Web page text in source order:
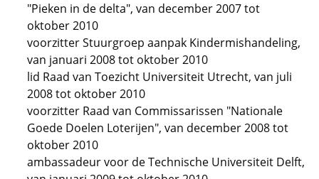
"Pieken in de delta", van december 2007 tot
oktober 2010
voorzitter Stuurgroep aanpak Kindermishandeling,
van januari 2008 tot oktober 2010
lid Raad van Toezicht Universiteit Utrecht, van juli
2008 tot oktober 2010
voorzitter Raad van Commissarissen "Nationale
Goede Doelen Loterijen", van december 2008 tot
oktober 2010
ambassadeur voor de Technische Universiteit Delft,